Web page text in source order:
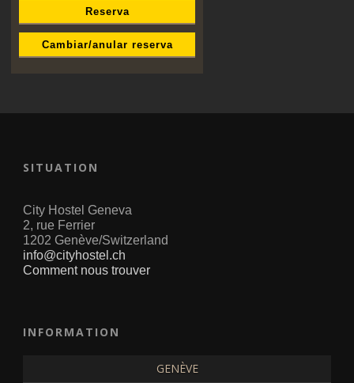
Reserva
Cambiar/anular reserva
SITUATION
City Hostel Geneva
2, rue Ferrier
1202 Genève/Switzerland
info@cityhostel.ch
Comment nous trouver
INFORMATION
GENÈVE